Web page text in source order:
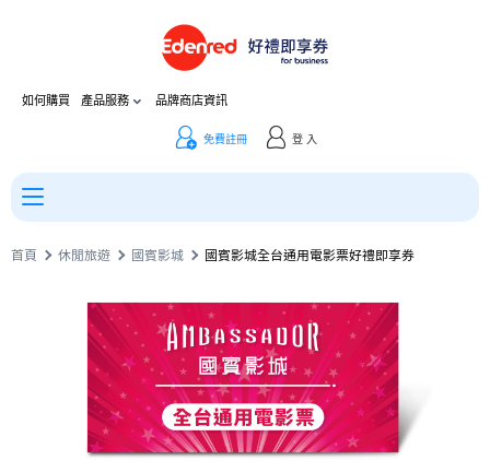
如何購買 產品服務 品牌商店資訊
免費註冊 登 入
首頁 休閒旅遊 國賓影城 國賓影城全台通用電影票好禮即享券